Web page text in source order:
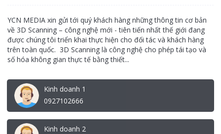
YCN MEDIA xin gửi tới quý khách hàng những thông tin cơ bản
về 3D Scanning – công nghệ mới - tiên tiến nhất thế giới đang
được chúng tôi triển khai thực hiện cho đối tác và khách hàng
trên toàn quốc. 3D Scanning là công nghệ cho phép tái tạo và
số hóa không gian thực tế bằng thiết...
Kinh doanh 1
0927102666
Kinh doanh 2